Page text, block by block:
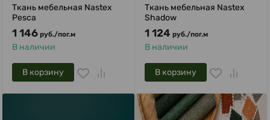
Ткань мебельная Nastex
Pesca
1 146 руб./пог.м
В наличии
В корзину
Ткань мебельная Nastex
Shadow
1 124 руб./пог.м
В наличии
В корзину